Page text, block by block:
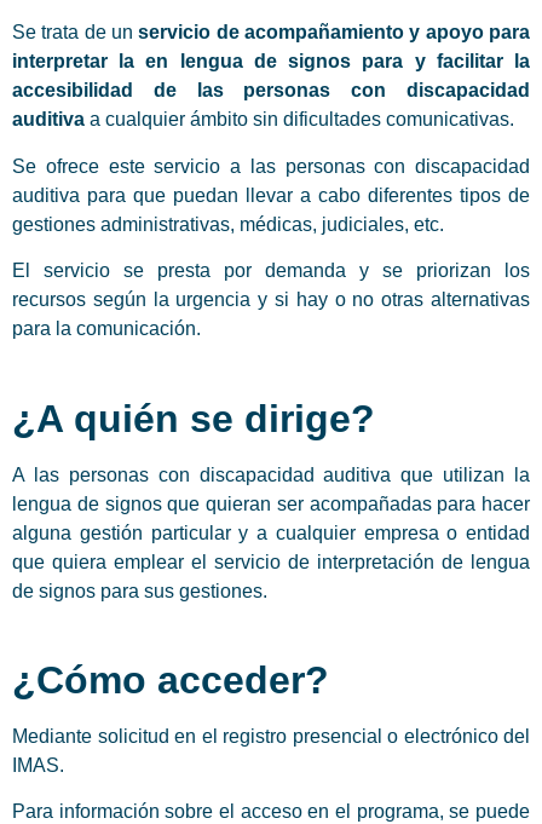
Se trata de unservicio de acompañamiento y apoyo para
interpretar la en lengua de signos para y facilitar la
accesibilidad de las personas con discapacidad
auditiva a cualquier ámbito sin dificultades comunicativas.
Se ofrece este servicio a las personas con discapacidad
auditiva para que puedan llevar a cabo diferentes tipos de
gestiones administrativas, médicas, judiciales, etc.
El servicio se presta por demanda y se priorizan los
recursos según la urgencia y si hay o no otras alternativas
para la comunicación.
¿A quién se dirige?
A las personas con discapacidad auditiva que utilizan la
lengua de signos que quieran ser acompañadas para hacer
alguna gestión particular y a cualquier empresa o entidad
que quiera emplear el servicio de interpretación de lengua
de signos para sus gestiones.
¿Cómo acceder?
Mediante solicitud en el registro presencial o electrónico del
IMAS.
Para información sobre el acceso en el programa, se puede